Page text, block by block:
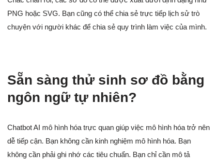
PNG hoặc SVG. Bạn cũng có thể chia sẻ trực tiếp lịch sử trò
chuyện với người khác để chia sẻ quy trình làm việc của mình.
Sẵn sàng thử sinh sơ đồ bằng
ngôn ngữ tự nhiên?
Chatbot AI mô hình hóa trực quan giúp việc mô hình hóa trở nên
dễ tiếp cận. Bạn không cần kinh nghiệm mô hình hóa. Bạn
không cần phải ghi nhớ các tiêu chuẩn. Bạn chỉ cần mô tả